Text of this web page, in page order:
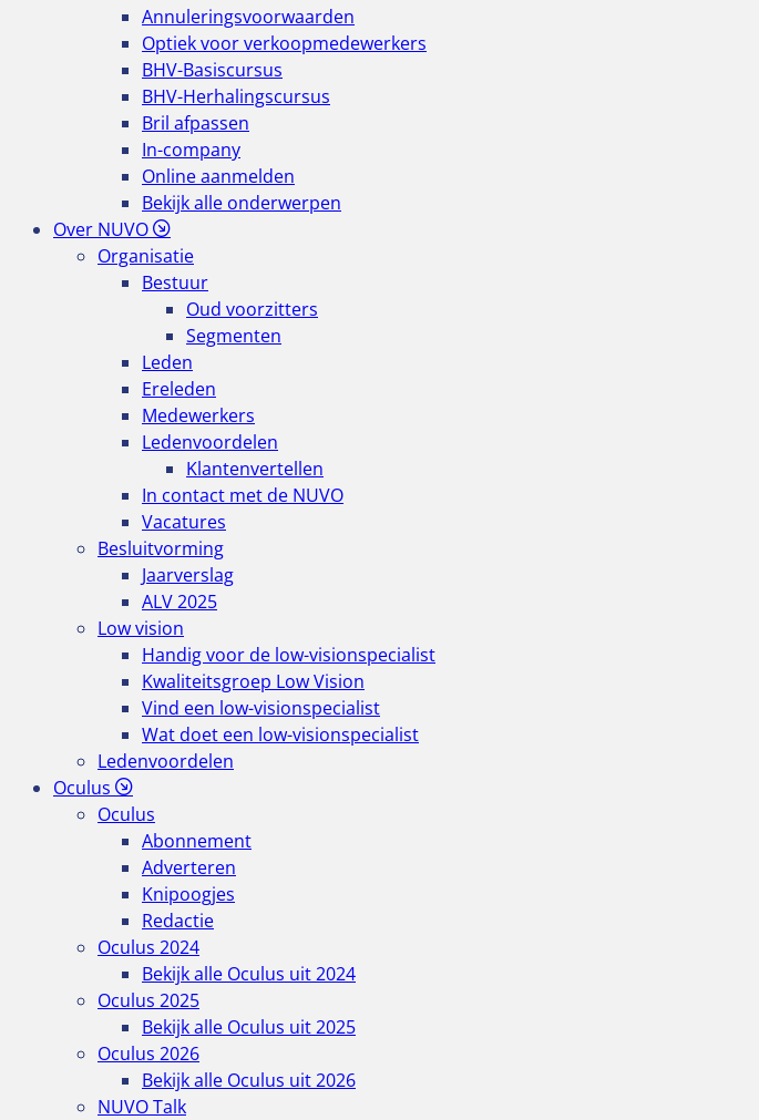
Annuleringsvoorwaarden
Optiek voor verkoopmedewerkers
BHV-Basiscursus
BHV-Herhalingscursus
Bril afpassen
In-company
Online aanmelden
Bekijk alle onderwerpen
Over NUVO
Organisatie
Bestuur
Oud voorzitters
Segmenten
Leden
Ereleden
Medewerkers
Ledenvoordelen
Klantenvertellen
In contact met de NUVO
Vacatures
Besluitvorming
Jaarverslag
ALV 2025
Low vision
Handig voor de low-visionspecialist
Kwaliteitsgroep Low Vision
Vind een low-visionspecialist
Wat doet een low-visionspecialist
Ledenvoordelen
Oculus
Oculus
Abonnement
Adverteren
Knipoogjes
Redactie
Oculus 2024
Bekijk alle Oculus uit 2024
Oculus 2025
Bekijk alle Oculus uit 2025
Oculus 2026
Bekijk alle Oculus uit 2026
NUVO Talk